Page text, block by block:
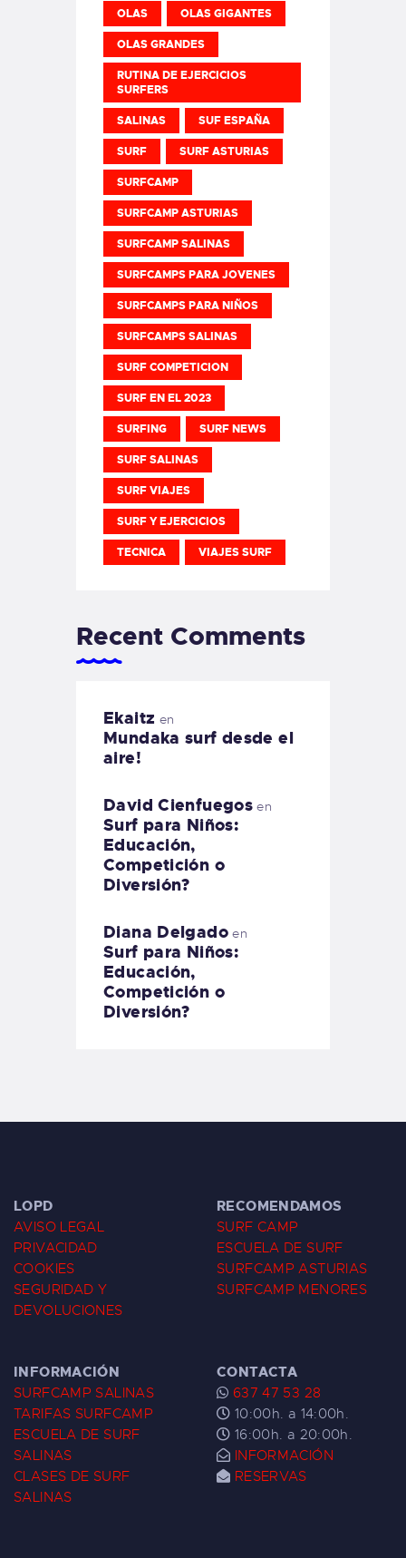
OLAS OLAS GIGANTES
OLAS GRANDES
RUTINA DE EJERCICIOS
SURFERS
SALINAS SUF ESPAÑA
SURF SURF ASTURIAS
SURFCAMP
SURFCAMP ASTURIAS
SURFCAMP SALINAS
SURFCAMPS PARA JOVENES
SURFCAMPS PARA NIÑOS
SURFCAMPS SALINAS
SURF COMPETICION
SURF EN EL 2023
SURFING SURF NEWS
SURF SALINAS
SURF VIAJES
SURF Y EJERCICIOS
TECNICA VIAJES SURF
Recent Comments
Ekaitz en
Mundaka surf desde el
aire!
David Cienfuegos en
Surf para Niños:
Educación,
Competición o
Diversión?
Diana Delgadoen
Surf para Niños:
Educación,
Competición o
Diversión?
LOPD
AVISO LEGAL
PRIVACIDAD
COOKIES
SEGURIDAD Y
DEVOLUCIONES
RECOMENDAMOS
SURF CAMP
ESCUELA DE SURF
SURFCAMP ASTURIAS
SURFCAMP MENORES
INFORMACIÓN
SURFCAMP SALINAS
TARIFAS SURFCAMP
ESCUELA DE SURF
SALINAS
CLASES DE SURF
SALINAS
CONTACTA
637 47 53 28
10:00h. a 14:00h.
16:00h. a 20:00h.
INFORMACIÓN
RESERVAS